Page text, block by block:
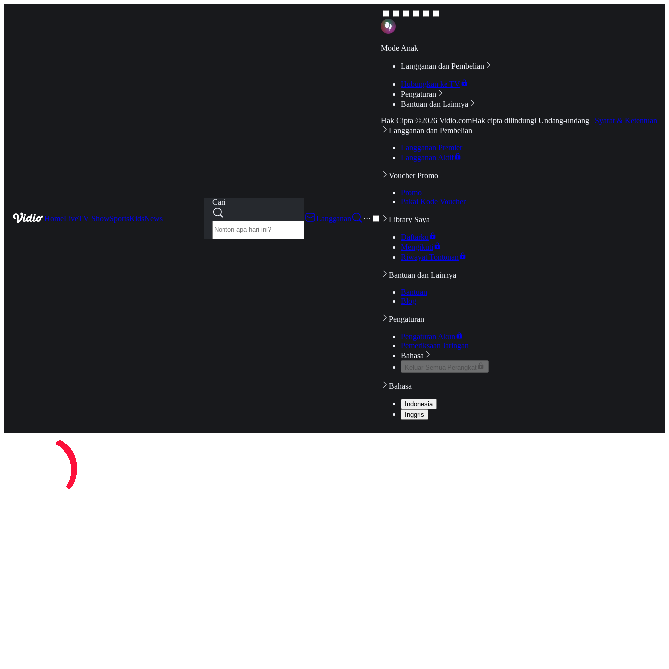
HomeLiveTV ShowSportsKidsNews
Cari
Langganan
···
Mode Anak
Langganan dan Pembelian
Hubungkan ke TV
Pengaturan
Bantuan dan Lainnya
Hak Cipta ©2026 Vidio.comHak cipta dilindungi Undang-undang | Syarat & Ketentuan
Langganan dan Pembelian
Langganan Premier
Langganan Aktif
Voucher Promo
Promo
Pakai Kode Voucher
Library Saya
Daftarku
Mengikuti
Riwayat Tontonan
Bantuan dan Lainnya
Bantuan
Blog
Pengaturan
Pengaturan Akun
Pemeriksaan Jaringan
Bahasa
Keluar Semua Perangkat
Bahasa
Indonesia
Inggris